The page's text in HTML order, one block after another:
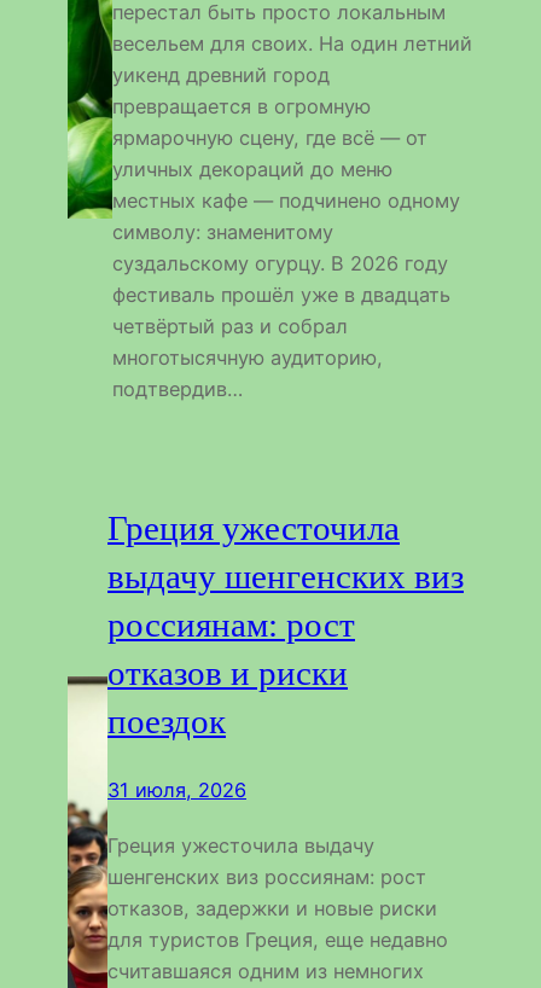
перестал быть просто локальным
весельем для своих. На один летний
уикенд древний город
превращается в огромную
ярмарочную сцену, где всё — от
уличных декораций до меню
местных кафе — подчинено одному
символу: знаменитому
суздальскому огурцу. В 2026 году
фестиваль прошёл уже в двадцать
четвёртый раз и собрал
многотысячную аудиторию,
подтвердив…
Греция ужесточила
выдачу шенгенских виз
россиянам: рост
отказов и риски
поездок
31 июля, 2026
Греция ужесточила выдачу
шенгенских виз россиянам: рост
отказов, задержки и новые риски
для туристов Греция, еще недавно
считавшаяся одним из немногих